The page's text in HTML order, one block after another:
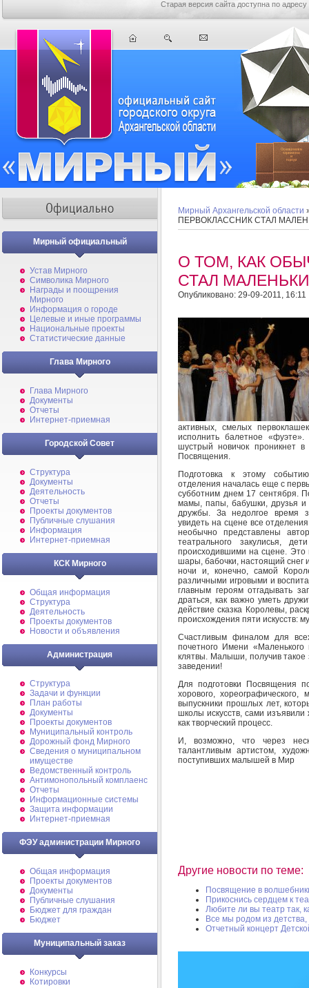
Старая версия сайта доступна по адресу
Мирный официальный
Устав Мирного
Символика Мирного
Награды и поощрения
Мирного
Информация о городе
Целевые и иные программы
Национальные проекты
Статистические данные
Глава Мирного
Глава Мирного
Документы
Отчеты
Интернет-приемная
Городской Совет
Структура
Документы
Деятельность
Отчеты
Проекты документов
Публичные слушания
Информация
Интернет-приемная
КСК Мирного
Общая информация
Структура
Деятельность
Проекты документов
Новости и объявления
Администрация
Структура
Задачи и функции
План работы
Документы
Проекты документов
Муниципальный контроль
Дорожный фонд Мирного
Cведения о муниципальном
имуществе
Ведомственный контроль
Антимонопольный комплаенс
Отчеты
Информационные системы
Защита информации
Интернет-приемная
ФЭУ администрации Мирного
Общая информация
Проекты документов
Документы
Публичные слушания
Бюджет для граждан
Бюджет
Муниципальный заказ
Конкурсы
Котировки
Мирный Архангельской области
ПЕРВОКЛАССНИК СТАЛ
О ТОМ, КАК
СТАЛ
Опубликовано: 29-09-2011, 16:11
активных, смелых
исполнить балетное
шустрый новичок проникнет
Посвящения.
Подготовка к этому
отделения началась еще с
субботним днем 17 сентября.
мамы, папы, бабушки, друзья
дружбы. За недолгое время
увидеть на сцене все
необычно представлены
театрального закулисья,
происходившими на сцене. Это
шары, бабочки, настоящий снег
ночи и, конечно, самой
различными игровыми и
главным героям отгадывать
драться, как важно уметь
действие сказка Королевы,
происхождения пяти искусств:
Счастливым финалом для
почетного Имени
клятвы. Малыши, получив такое
заведении!
Для подготовки Посвящения
хорового,
выпускники прошлых лет,
школы искусств, сами
как творческий процесс.
И, возможно, что через
талантливым артистом,
поступивших малышей в Мир
Другие новости по теме:
Посвящение в
Прикоснись сердцем к
Любите ли вы театр так,
Все мы родом из
Отчетный концерт